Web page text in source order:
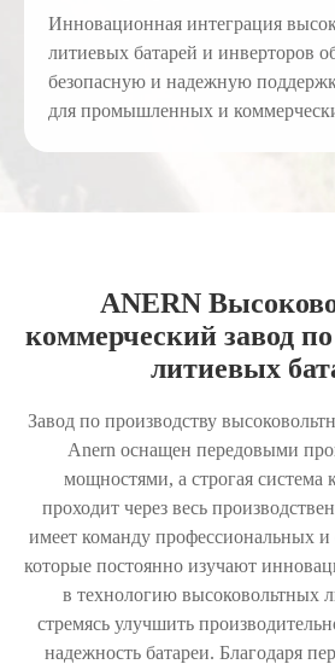
Инновационная интеграция
литиевых батарей и инверторов
безопасную и надежную
для промышленных и
ANERN
коммерческий завод
литиевых
Завод по производству
Anern оснащен передовыми
мощностями, а строгая система
проходит через весь
имеет команду профессиональных
которые постоянно изучают
в технологию высоковольтных
стремясь улучшить
надежность батареи. Благодаря